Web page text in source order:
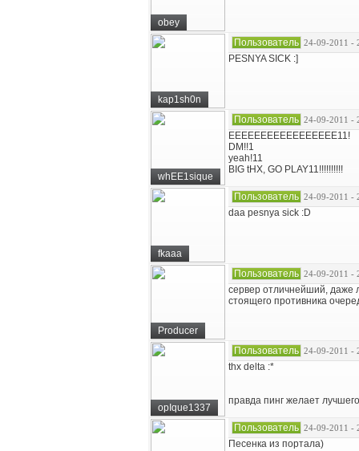
obey
kap1sh0n
Пользователь 24-09-2011 -
PESNYA SICK :]
whEE1sique
Пользователь 24-09-2011 -
EEEEEEEEEEEEEEEEE11!
DM!!1
yeah!11
BIG tHX, GO PLAY11!!!!!!!!!!
fkaaa
Пользователь 24-09-2011 -
daa pesnya sick :D
Producer
Пользователь 24-09-2011 -
сервер отличнейший, даже
стоящего противника
opIque1337
Пользователь 24-09-2011 -
thx delta :*
правда пинг желает
Пользователь 24-09-2011 -
Песенка из портала)